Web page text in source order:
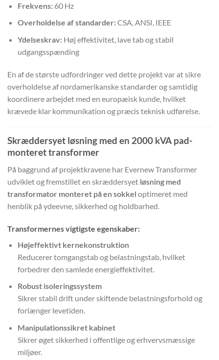
Frekvens:60 Hz
Overholdelse af standarder:CSA, ANSI, IEEE
Ydelseskrav:Høj effektivitet, lave tab og stabil
udgangsspænding
En af de største udfordringer ved dette projekt var at sikre
overholdelse af nordamerikanske standarder og samtidig
koordinere arbejdet med en europæisk kunde, hvilket
krævede klar kommunikation og præcis teknisk udførelse.
Skræddersyet løsning med en 2000 kVA pad-
monteret transformer
På baggrund af projektkravene har Evernew Transformer
udviklet og fremstillet en skræddersyet løsning med
transformator monteret på en sokkel optimeret med
henblik på ydeevne, sikkerhed og holdbarhed.
Transformernes vigtigste egenskaber:
Højeffektivt kernekonstruktion
Reducerer tomgangstab og belastningstab, hvilket
forbedrer den samlede energieffektivitet.
Robust isoleringssystem
Sikrer stabil drift under skiftende belastningsforhold og
forlænger levetiden.
Manipulationssikret kabinet
Sikrer øget sikkerhed i offentlige og erhvervsmæssige
miljøer.